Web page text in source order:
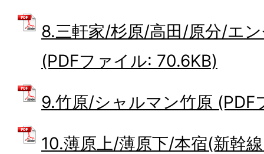
8.三軒家/杉原/高田/原分/エ
(PDFファイル: 70.6KB)
9.竹原/シャルマン竹原 (PDF
10.薄原上/薄原下/本宿(新幹